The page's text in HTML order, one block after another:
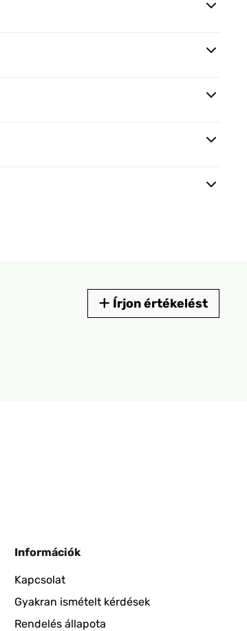
Írjon értékelést
Információk
Kapcsolat
Gyakran ismételt kérdések
Rendelés állapota